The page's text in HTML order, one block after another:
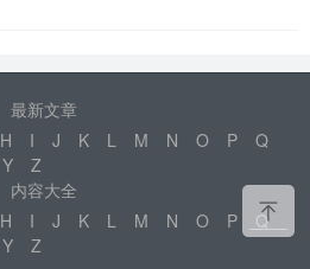
最新文章
H I J K L M N O P
Q
Y
Z
内容大全
H I J K L M N O P
Q
Y Z